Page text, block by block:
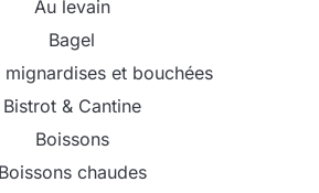
Au levain
Bagel
mignardises et bouchées
Bistrot & Cantine
Boissons
Boissons chaudes